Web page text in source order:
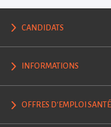
CANDIDATS
INFORMATIONS
OFFRES D'EMPLOI SANTÉ